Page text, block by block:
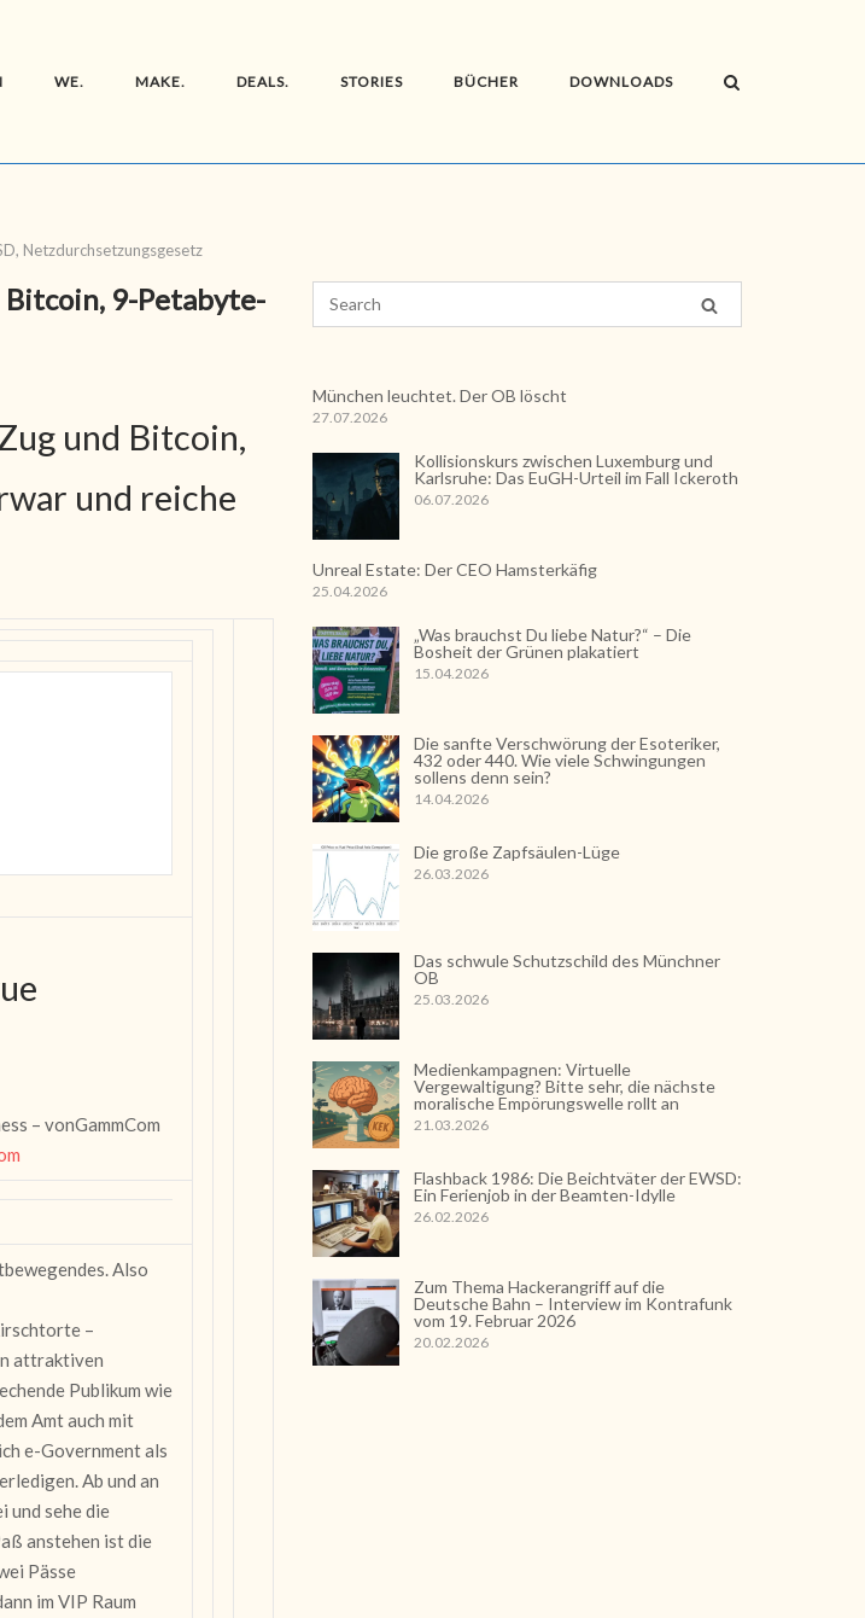
WE. MAKE. DEALS. STORIES BÜCHER DOWNLOADS
Netzdurchsetzungsgesetz
Bitcoin, 9-Petabyte-
und Bitcoin,
und reiche
– vonGammCom
Also
–
attraktiven
Publikum wie
Amt auch mit
e-Government als
Ab und an
und sehe die
anstehen ist die
Pässe
im VIP Raum
München leuchtet. Der OB löscht
27.07.2026
Kollisionskurs zwischen Luxemburg und
Karlsruhe: Das EuGH-Urteil im Fall Ickeroth
06.07.2026
Unreal Estate: Der CEO Hamsterkäfig
25.04.2026
„Was brauchst Du liebe Natur?“ – Die
Bosheit der Grünen plakatiert
15.04.2026
Die sanfte Verschwörung der Esoteriker,
432 oder 440. Wie viele Schwingungen
sollens denn sein?
14.04.2026
Die große Zapfsäulen-Lüge
26.03.2026
Das schwule Schutzschild des Münchner
OB
25.03.2026
Medienkampagnen: Virtuelle
Vergewaltigung? Bitte sehr, die nächste
moralische Empörungswelle rollt an
21.03.2026
Flashback 1986: Die Beichtväter der EWSD:
Ein Ferienjob in der Beamten-Idylle
26.02.2026
Zum Thema Hackerangriff auf die
Deutsche Bahn – Interview im Kontrafunk
vom 19. Februar 2026
20.02.2026